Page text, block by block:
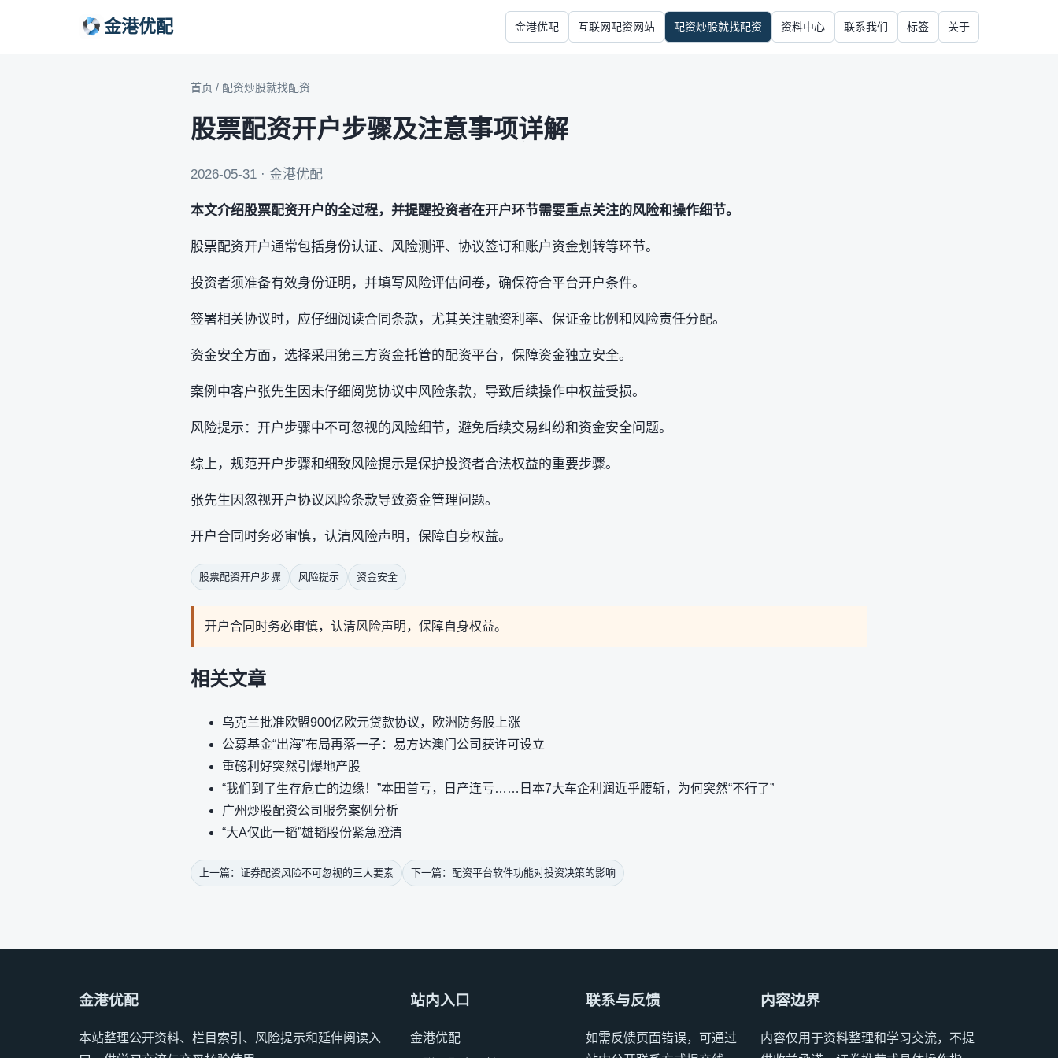
金港优配 金港优配 互联网配资网站 配资炒股就找配资 资料中心 联系我们 标签 关于
首页 / 配资炒股就找配资
股票配资开户步骤及注意事项详解
2026-05-31 · 金港优配
本文介绍股票配资开户的全过程，并提醒投资者在开户环节需要重点关注的风险和操作细节。
股票配资开户通常包括身份认证、风险测评、协议签订和账户资金划转等环节。
投资者须准备有效身份证明，并填写风险评估问卷，确保符合平台开户条件。
签署相关协议时，应仔细阅读合同条款，尤其关注融资利率、保证金比例和风险责任分配。
资金安全方面，选择采用第三方资金托管的配资平台，保障资金独立安全。
案例中客户张先生因未仔细阅览协议中风险条款，导致后续操作中权益受损。
风险提示：开户步骤中不可忽视的风险细节，避免后续交易纠纷和资金安全问题。
综上，规范开户步骤和细致风险提示是保护投资者合法权益的重要步骤。
张先生因忽视开户协议风险条款导致资金管理问题。
开户合同时务必审慎，认清风险声明，保障自身权益。
股票配资开户步骤 风险提示 资金安全
开户合同时务必审慎，认清风险声明，保障自身权益。
相关文章
乌克兰批准欧盟900亿欧元贷款协议，欧洲防务股上涨
公募基金“出海”布局再落一子：易方达澳门公司获许可设立
重磅利好突然引爆地产股
“我们到了生存危亡的边缘！”本田首亏，日产连亏……日本7大车企利润近乎腰斩，为何突然“不行了”
广州炒股配资公司服务案例分析
“大A仅此一韬”雄韬股份紧急澄清
上一篇：证券配资风险不可忽视的三大要素 下一篇：配资平台软件功能对投资决策的影响
金港优配
本站整理公开资料、栏目索引、风险提示和延伸阅读入
站内入口
金港优配
联系与反馈
如需反馈页面错误，可通过
内容边界
内容仅用于资料整理和学习交流，不提